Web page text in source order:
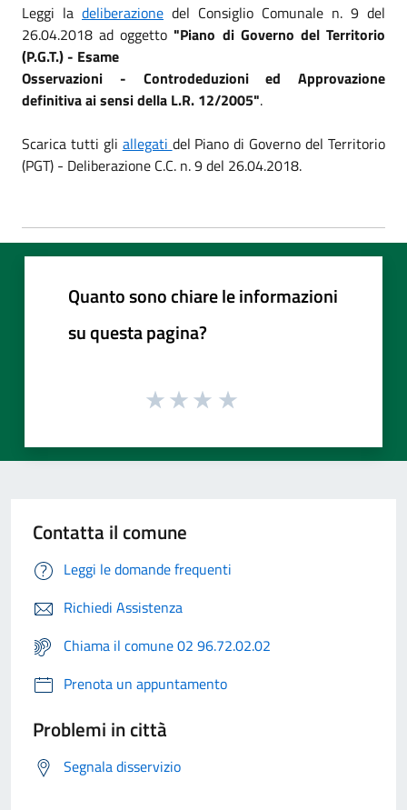
Leggi la deliberazione del Consiglio Comunale n. 9 del
26.04.2018 ad oggetto"Piano di Governo del Territorio
(P.G.T.) - Esame
Osservazioni - Controdeduzioni ed Approvazione
definitiva ai sensi della L.R. 12/2005".
Scarica tutti gli allegati del Piano di Governo del Territorio
(PGT) - Deliberazione C.C. n. 9 del 26.04.2018.
Quanto sono chiare le informazioni
su questa pagina?
Contatta il comune
Leggi le domande frequenti
Richiedi Assistenza
Chiama il comune 02 96.72.02.02
Prenota un appuntamento
Problemi in città
Segnala disservizio